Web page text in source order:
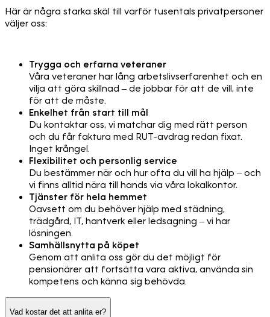
Här är några starka skäl till varför tusentals privatpersoner
väljer oss:
Trygga och erfarna veteraner
Våra veteraner har lång arbetslivserfarenhet och en
vilja att göra skillnad – de jobbar för att de vill, inte
för att de måste.
Enkelhet från start till mål
Du kontaktar oss, vi matchar dig med rätt person
och du får faktura med RUT-avdrag redan fixat.
Inget krångel.
Flexibilitet och personlig service
Du bestämmer när och hur ofta du vill ha hjälp – och
vi finns alltid nära till hands via våra lokalkontor.
Tjänster för hela hemmet
Oavsett om du behöver hjälp med städning,
trädgård, IT, hantverk eller ledsagning – vi har
lösningen.
Samhällsnytta på köpet
Genom att anlita oss gör du det möjligt för
pensionärer att fortsätta vara aktiva, använda sin
kompetens och känna sig behövda.
Vad kostar det att anlita er?